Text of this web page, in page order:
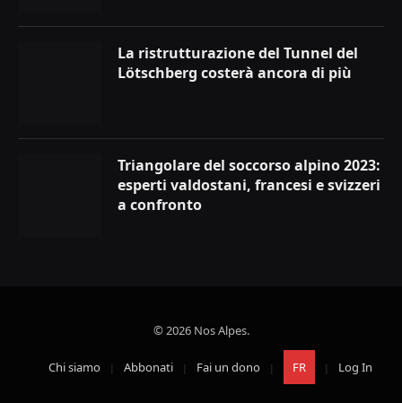
La ristrutturazione del Tunnel del
Lötschberg costerà ancora di più
Triangolare del soccorso alpino 2023:
esperti valdostani, francesi e svizzeri
a confronto
© 2026 Nos Alpes.
Chi siamo Abbonati Fai un dono FR Log In